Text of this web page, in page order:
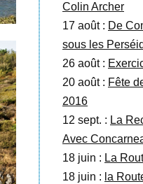
Colin Archer
17 août : De
sous les
26 août :
20 août : Fête
2016
12 sept. : La
Avec
18 juin : La
18 juin : la